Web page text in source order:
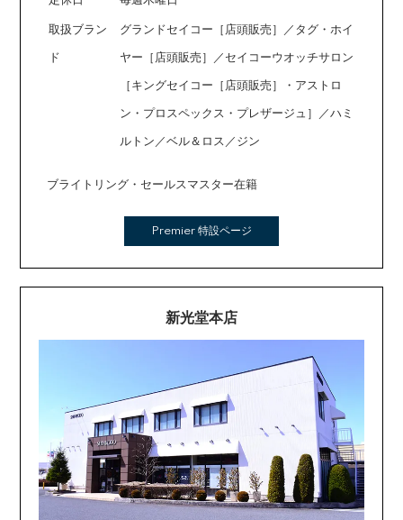
取扱ブラン
ド
グランドセイコー［店頭販売］／タグ・ホイ
ヤー［店頭販売］／セイコーウオッチサロン
［キングセイコー［店頭販売］・アストロ
ン・プロスペックス・プレザージュ］／ハミ
ルトン／ベル＆ロス／ジン
ブライトリング・セールスマスター在籍
Premier 特設ページ
新光堂本店